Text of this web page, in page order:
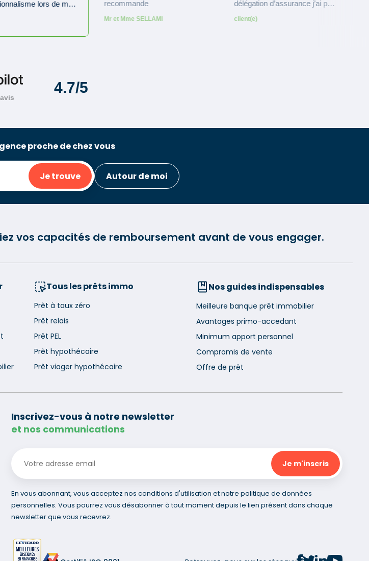
proche de chez vous
Je trouve Autour de moi
vos capacités de remboursement avant de vous engager.
Tous les prêts immo
Prêt à taux zéro
Prêt relais
Prêt PEL
Prêt hypothécaire
Prêt viager hypothécaire
Nos guides indispensables
Meilleure banque prêt immobilier
Avantages primo-accedant
Minimum apport personnel
Compromis de vente
Offre de prêt
Inscrivez-vous à notre newsletter
et nos communications
En vous abonnant, vous acceptez nos conditions d'utilisation et notre politique de données
personnelles. Vous pourrez vous désabonner à tout moment depuis le lien présent dans chaque
newsletter que vous recevrez.